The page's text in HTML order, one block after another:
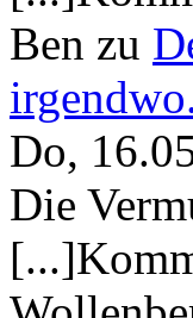
Ben zu
Do,
Die